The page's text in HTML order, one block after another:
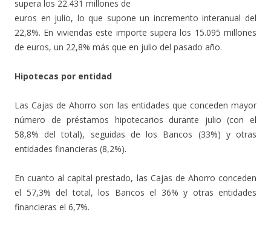
supera los 22.431 millones de
euros en julio, lo que supone un incremento interanual del
22,8%. En viviendas este importe supera los 15.095 millones
de euros, un 22,8% más que en julio del pasado año.
Hipotecas por entidad
Las Cajas de Ahorro son las entidades que conceden mayor
número de préstamos hipotecarios durante julio (con el
58,8% del total), seguidas de los Bancos (33%) y otras
entidades financieras (8,2%).
En cuanto al capital prestado, las Cajas de Ahorro conceden
el 57,3% del total, los Bancos el 36% y otras entidades
financieras el 6,7%.